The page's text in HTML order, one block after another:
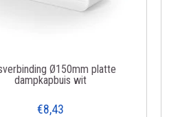
Ø150mm platte
dampkapbuis wit
€8,43